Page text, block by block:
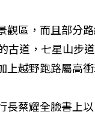
觀區，而且部分
古道，七星山步
上越野跑路屬高
長蔡耀全臉書上